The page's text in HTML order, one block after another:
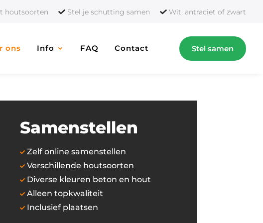
houtsoorten Stel je schutting samen Wit, antraciet of zwart
ons Info FAQ Contact Stel samen
Samenstellen
Zelf online samenstellen
Verschillende houtsoorten
Diverse kleuren beton en hout
Alleen topkwaliteit
Inclusief plaatsen